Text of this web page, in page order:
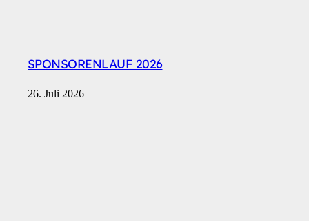
SPONSORENLAUF 2026
26. Juli 2026